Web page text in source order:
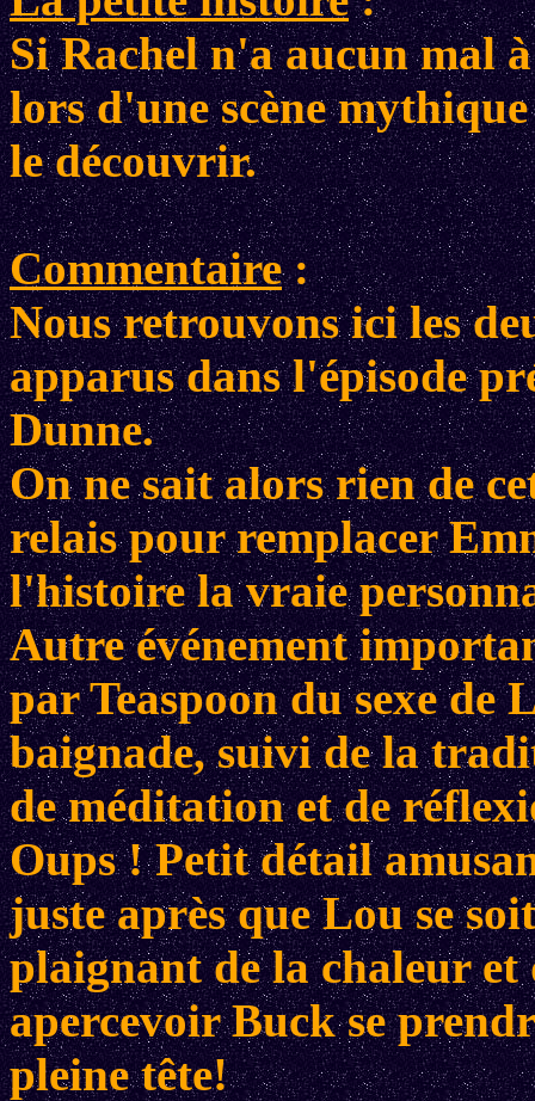
Si Rachel n'a aucun mal
lors d'une scène
le découvrir.
Commentaire:
Nous retrouvons ici les
apparus dans l'épisode
Dunne.
On ne sait alors rien de
relais pour remplacer
l'histoire la vraie
Autre événement
par Teaspoon du sexe de
baignade, suivi de la
de méditation et de
Oups ! Petit détail
juste après que Lou se
plaignant de la chaleur et
apercevoir Buck se
pleine tête!